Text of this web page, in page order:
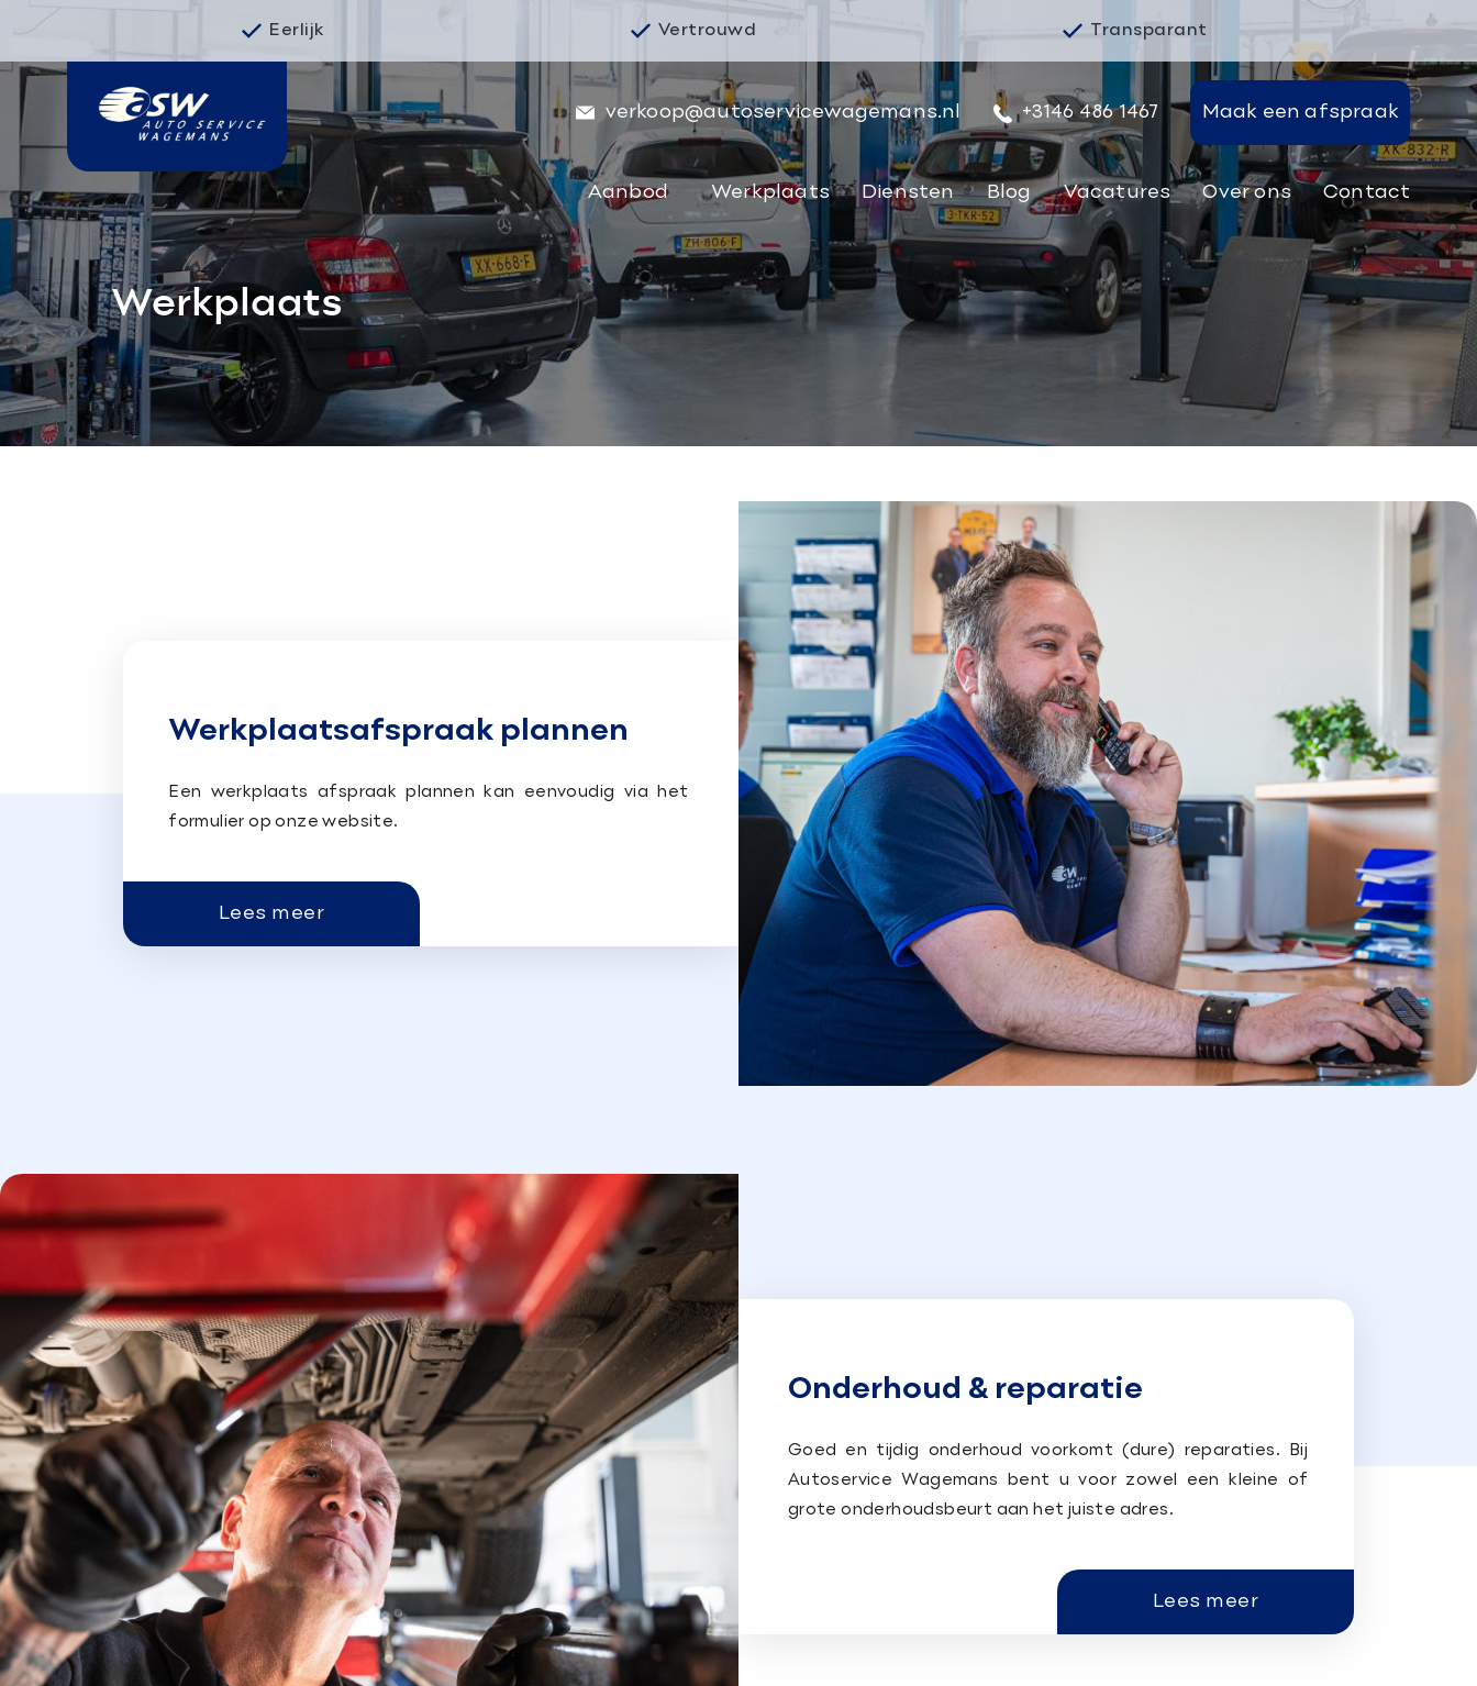
Eerlijk Vertrouwd Transparant
verkoop@autoservicewagemans.nl +3146 486 1467 Maak een afspraak
Aanbod Werkplaats Diensten Blog Vacatures Over ons Contact
Werkplaats
Werkplaatsafspraak plannen
Een werkplaats afspraak plannen kan eenvoudig via het
formulier op onze website.
Lees meer
Onderhoud & reparatie
Goed en tijdig onderhoud voorkomt (dure) reparaties. Bij
Autoservice Wagemans bent u voor zowel een kleine of
grote onderhoudsbeurt aan het juiste adres.
Lees meer